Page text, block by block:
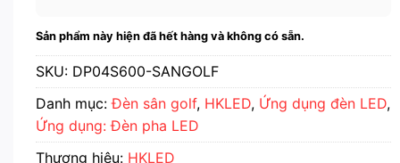
Sản phẩm này hiện đã hết hàng và không có sẵn.
SKU: DP04S600-SANGOLF
Danh mục:Đèn sân golf, HKLED, Ứng dụng đèn LED,
Ứng dụng: Đèn pha LED
Thương hiệu: HKLED